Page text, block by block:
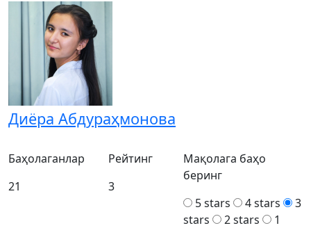
Диёра Абдураҳмoнова
Баҳолаганлар
21
Рейтинг
3
Мақолага баҳо
беринг
5 stars
4 stars
3
stars
2 stars
1